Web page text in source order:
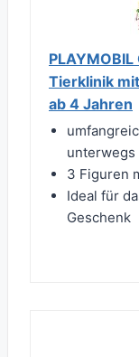
Tierklinik
ab 4 Jahren
unterwegs
3 Figuren
Ideal für
Geschenk